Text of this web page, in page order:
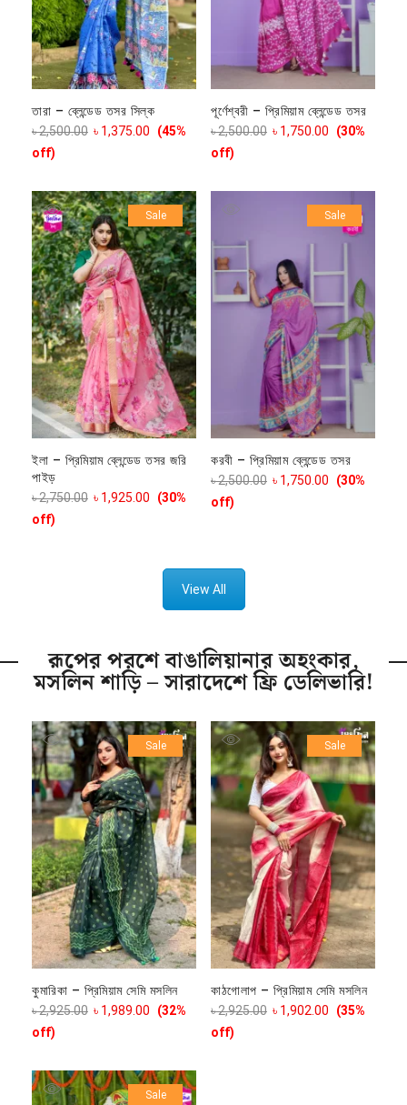
তারা – ব্লেন্ডেড তসর সিল্ক
৳2,500.00 ৳ 1,375.00
(45%
off)
পূর্ণেশ্বরী – প্রিমিয়াম ব্লেন্ডেড তসর
৳2,500.00 ৳ 1,750.00
(30%
off)
Sale
ইলা – প্রিমিয়াম ব্লেন্ডেড তসর জরি
পাইড়
৳2,750.00 ৳ 1,925.00
(30%
off)
Sale
করবী – প্রিমিয়াম ব্লেন্ডেড তসর
৳2,500.00 ৳ 1,750.00
(30%
off)
View All
রূপের পরশে বাঙালিয়ানার অহংকার,
মসলিন শাড়ি – সারাদেশে ফ্রি ডেলিভারি!
Sale
কুমারিকা – প্রিমিয়াম সেমি মসলিন
৳2,925.00 ৳ 1,989.00
(32%
off)
Sale
কাঠগোলাপ – প্রিমিয়াম সেমি মসলিন
৳2,925.00 ৳ 1,902.00
(35%
off)
Sale